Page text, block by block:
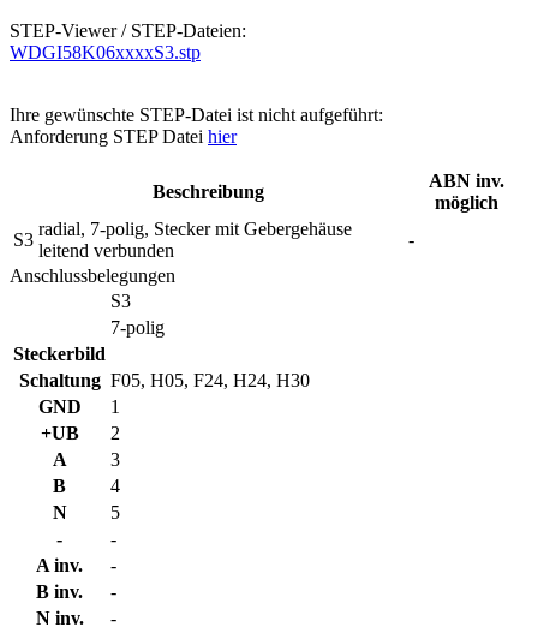
STEP-Viewer / STEP-Dateien:
WDGI58K06xxxxS3.stp
Ihre gewünschte STEP-Datei ist nicht aufgeführt:
Anforderung STEP Datei hier
Beschreibung
ABN inv.
möglich
S3
radial, 7-polig, Stecker mit Gebergehäuse
leitend verbunden
-
Anschlussbelegungen
S3
7-polig
Steckerbild
Schaltung F05, H05, F24, H24, H30
GND
1
+UB
2
A
3
B
4
N
5
-
-
A inv.
-
B inv.
-
N inv.
-